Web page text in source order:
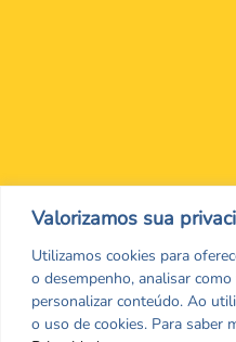
Valorizamos sua
Utilizamos cookies para
o desempenho, analisar
personalizar conteúdo. Ao
o uso de cookies. Para saber